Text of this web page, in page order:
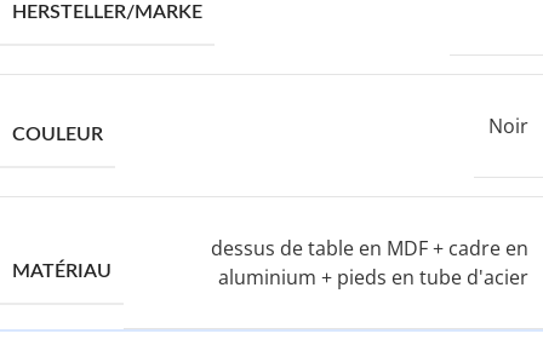
HERSTELLER/MARKE
COULEUR Noir
MATÉRIAU
dessus de table en MDF + cadre en
aluminium + pieds en tube d'acier